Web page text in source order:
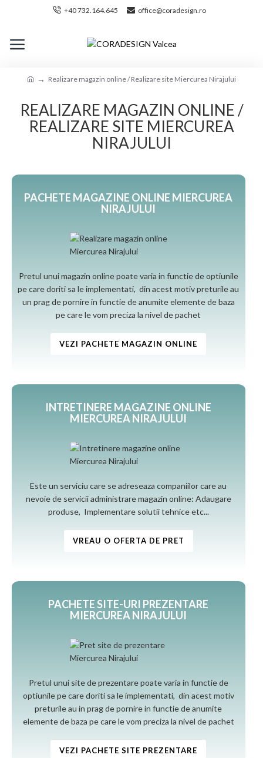
+40 732.164.645 office@coradesign.ro
Realizare magazin online / Realizare site Miercurea Nirajului
REALIZARE MAGAZIN ONLINE /
REALIZARE SITE MIERCUREA
NIRAJULUI
PACHETE MAGAZINE ONLINE MIERCUREA
NIRAJULUI
Pretul unui magazin online poate varia in functie de optiunile
pe care doriti sa le implementati, din acest motiv preturile au
un prag de pornire in functie de anumite elemente de baza
pe care le vom preciza la nivel de pachet
VEZI PACHETE MAGAZIN ONLINE
INTRETINERE MAGAZINE ONLINE
MIERCUREA NIRAJULUI
Este un serviciu care se adreseaza companiilor care au
nevoie de servicii administrare magazin online: Adaugare
produse, Implementare solutii tehnice etc...
VREAU O OFERTA DE PRET
PACHETE SITE-URI PREZENTARE
MIERCUREA NIRAJULUI
Pretul unui site de prezentare poate varia in functie de
optiunile pe care doriti sa le implementati, din acest motiv
preturile au in prag de pornire in functie de anumite
elemente de baza pe care le vom preciza la nivel de pachet
VEZI PACHETE SITE PREZENTARE